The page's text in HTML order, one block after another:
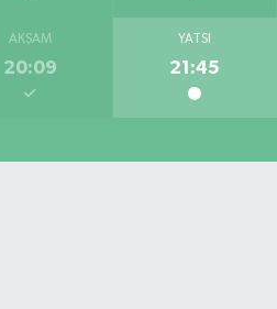
AKŞAM
20:09
YATSI
21:45